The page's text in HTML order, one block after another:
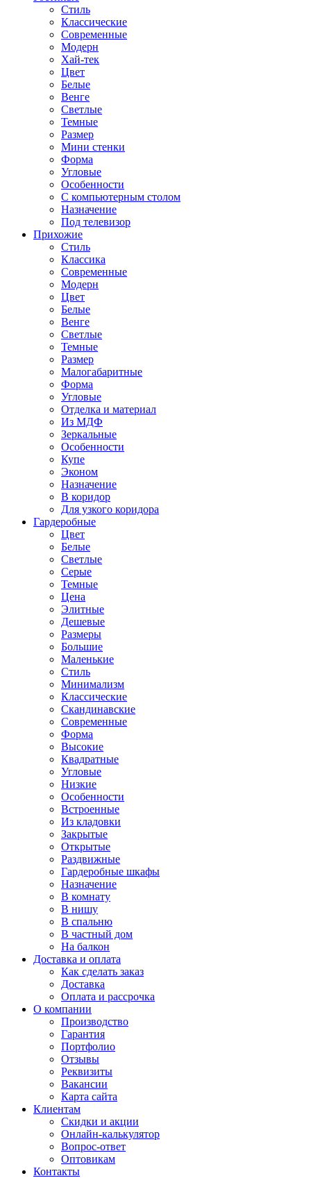
Стиль
Классические
Современные
Модерн
Хай-тек
Цвет
Белые
Венге
Светлые
Темные
Размер
Мини стенки
Форма
Угловые
Особенности
С компьютерным столом
Назначение
Под телевизор
Прихожие
Стиль
Классика
Современные
Модерн
Цвет
Белые
Венге
Светлые
Темные
Размер
Малогабаритные
Форма
Угловые
Отделка и материал
Из МДФ
Зеркальные
Особенности
Купе
Эконом
Назначение
В коридор
Для узкого коридора
Гардеробные
Цвет
Белые
Светлые
Серые
Темные
Цена
Элитные
Дешевые
Размеры
Большие
Маленькие
Стиль
Минимализм
Классические
Скандинавские
Современные
Форма
Высокие
Квадратные
Угловые
Низкие
Особенности
Встроенные
Из кладовки
Закрытые
Открытые
Раздвижные
Гардеробные шкафы
Назначение
В комнату
В нишу
В спальню
В частный дом
На балкон
Доставка и оплата
Как сделать заказ
Доставка
Оплата и рассрочка
О компании
Производство
Гарантия
Портфолио
Отзывы
Реквизиты
Вакансии
Карта сайта
Клиентам
Скидки и акции
Онлайн-калькулятор
Вопрос-ответ
Оптовикам
Контакты